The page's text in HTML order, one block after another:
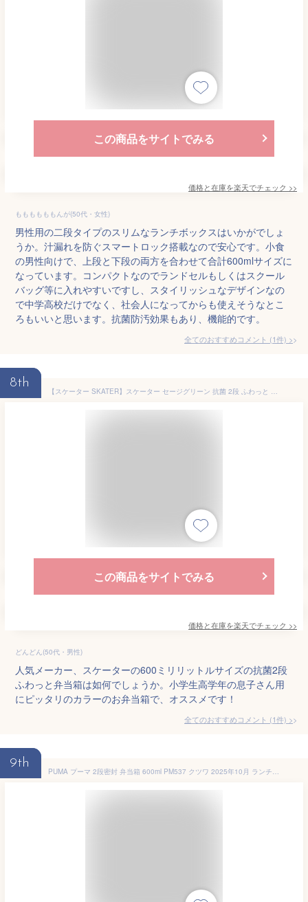
この商品をサイトでみる
価格と在庫を楽天でチェック >>
ももももももんが(50代・女性)
男性用の二段タイプのスリムなランチボックスはいかがでしょ
うか。汁漏れを防ぐスマートロック搭載なので安心です。小食
の男性向けで、上段と下段の両方を合わせて合計600mlサイズに
なっています。コンパクトなのでランドセルもしくはスクール
バッグ等に入れやすいですし、スタイリッシュなデザインなの
で中学高校だけでなく、社会人になってからも使えそうなとこ
ろもいいと思います。抗菌防汚効果もあり、機能的です。
全てのおすすめコメント (1件) >
8th
【スケーター SKATER】スケーター セージグリーン 抗菌 2段 ふわっと 弁当箱 600ml PFLW4AG
この商品をサイトでみる
価格と在庫を楽天でチェック >>
どんどん(50代・男性)
人気メーカー、スケーターの600ミリリットルサイズの抗菌2段
ふわっと弁当箱は如何でしょうか。小学生高学年の息子さん用
にピッタリのカラーのお弁当箱で、オススメです！
全てのおすすめコメント (1件) >
9th
PUMA プーマ 2段密封 弁当箱 600ml PM537 クツワ 2025年10月 ランチボックス 男の子 小学生 かっこいい 電子レンジ可能 食洗機可能 [re]